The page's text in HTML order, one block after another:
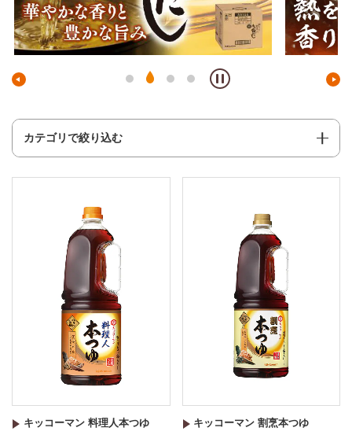
カテゴリで絞り込む
キッコーマン 料理人本つゆ キッコーマン 割烹本つゆ